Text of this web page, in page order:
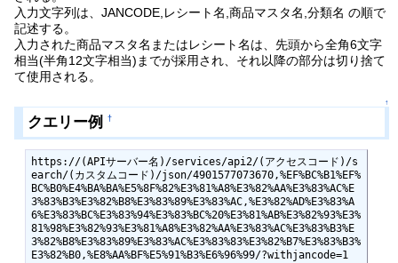
入力文字列は、JANCODE,レシート名,商品マスタ名,分類名 の順で
記述する。
入力された商品マスタ名またはレシート名は、先頭から全角6文字
相当(半角12文字相当)までが採用され、それ以降の部分は切り捨て
て使用される。
↑
クエリー例 †
https://(APIサーバー名)/services/api2/(アクセスコード)/s
earch/(カスタムコード)/json/4901577073670,%EF%BC%B1%EF%
BC%B0%E4%BA%BA%E5%8F%82%E3%81%A8%E3%82%AA%E3%83%AC%E
3%83%B3%E3%82%B8%E3%83%89%E3%83%AC,%E3%82%AD%E3%83%A
6%E3%83%BC%E3%83%94%E3%83%BC%20%E3%81%AB%E3%82%93%E3%
81%98%E3%82%93%E3%81%A8%E3%82%AA%E3%83%AC%E3%83%B3%E
3%82%B8%E3%83%89%E3%83%AC%E3%83%83%E3%82%B7%E3%83%B3%
E3%82%B0,%E8%AA%BF%E5%91%B3%E6%96%99/?withjancode=1